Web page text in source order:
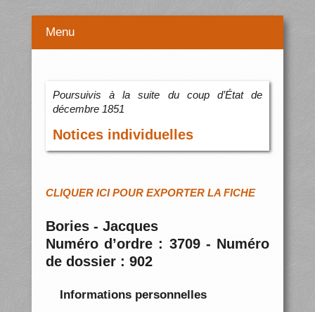
Menu
Poursuivis à la suite du coup d’État de
décembre 1851
Notices individuelles
CLIQUER ICI POUR EXPORTER LA FICHE
Bories - Jacques
Numéro d’ordre : 3709 - Numéro
de dossier : 902
Informations personnelles